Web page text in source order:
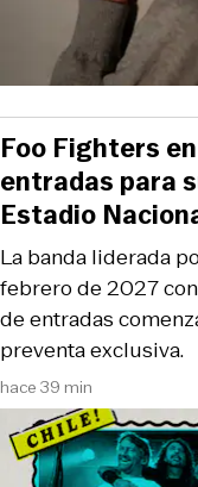
hace 39 min
La banda liderada
febrero de 2027 con
de entradas
preventa exclusiva.
Foo Fighters
entradas para
Estadio